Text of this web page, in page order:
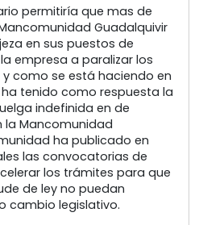
permitiría que mas de
Guadalquivir
en sus puestos de
empresa a paralizar los
como se está haciendo en
tenido como respuesta la
indefinida en de
la Mancomunidad
ha publicado en
las convocatorias de
los trámites para que
de ley no puedan
cambio legislativo.